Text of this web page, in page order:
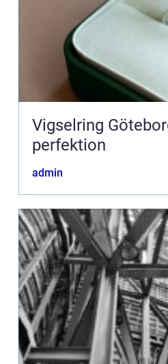
Vigselring
perfektion
admin